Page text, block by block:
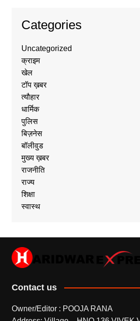
Categories
Uncategorized
क्राइम
खेल
टॉप ख़बर
त्यौहार
धार्मिक
पुलिस
बिज़नेस
बॉलीवुड
मुख्य ख़बर
राजनीति
राज्य
शिक्षा
स्वास्थ
Contact us
Owner/Editor : POOJA RANA